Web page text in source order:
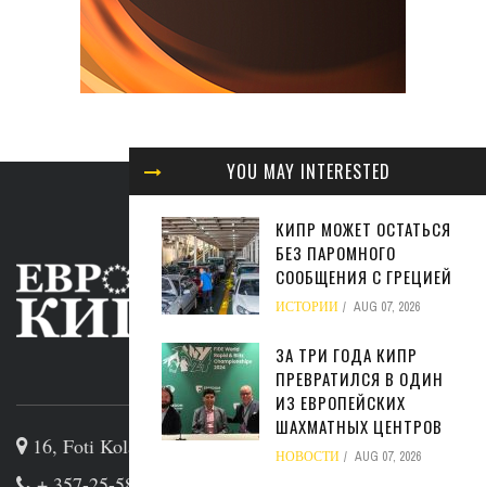
YOU MAY INTERESTED
КИПР МОЖЕТ ОСТАТЬСЯ
БЕЗ ПАРОМНОГО
СООБЩЕНИЯ С ГРЕЦИЕЙ
ИСТОРИИ AUG 07, 2026
ЗА ТРИ ГОДА КИПР
ПРЕВРАТИЛСЯ В ОДИН
ИЗ ЕВРОПЕЙСКИХ
ШАХМАТНЫХ ЦЕНТРОВ
НОВОСТИ AUG 07, 2026
ABOUT US
16, Foti Kolakidi str, 3031, Limassol, Cyprus